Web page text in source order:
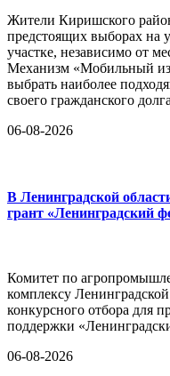
Жители Киришского
предстоящих выборах на
участке, независимо от
Механизм «Мобильный
выбрать наиболее
своего гражданского
06-08-2026
В Ленинградской
грант «Ленинградский
Комитет по
комплексу Ленинградской
конкурсного отбора для
поддержки
06-08-2026